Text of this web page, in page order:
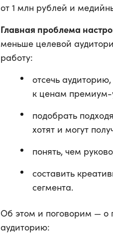
от 1 млн рублей и
Главная проблема
меньше целевой
работу:
отсечь
к ценам премиум-
подобрать
хотят и могут
понять, чем
составить
сегмента.
Об этом и поговорим — о
аудиторию: